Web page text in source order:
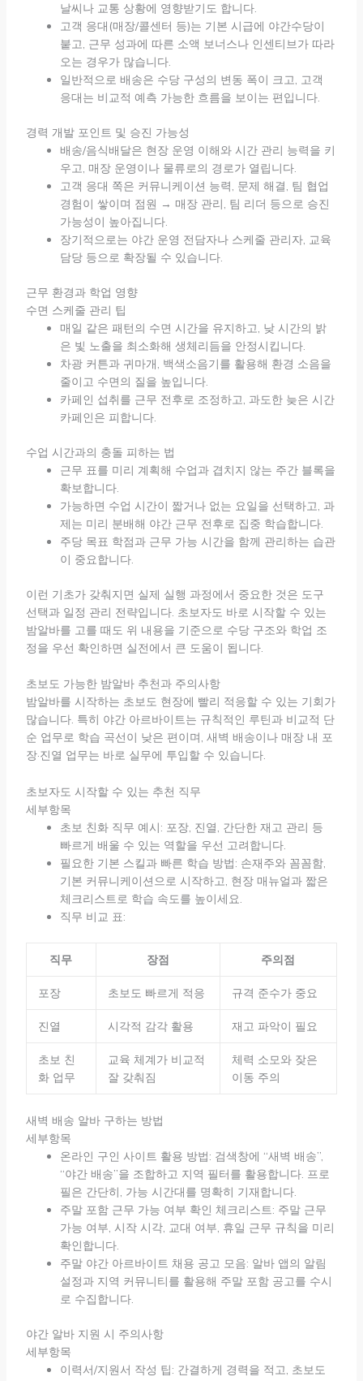
날씨나 교통 상황에 영향받기도 합니다.
고객 응대(매장/콜센터 등)는 기본 시급에 야간수당이
붙고, 근무 성과에 따른 소액 보너스나 인센티브가 따라
오는 경우가 많습니다.
일반적으로 배송은 수당 구성의 변동 폭이 크고, 고객
응대는 비교적 예측 가능한 흐름을 보이는 편입니다.
경력 개발 포인트 및 승진 가능성
배송/음식배달은 현장 운영 이해와 시간 관리 능력을 키
우고, 매장 운영이나 물류로의 경로가 열립니다.
고객 응대 쪽은 커뮤니케이션 능력, 문제 해결, 팀 협업
경험이 쌓이며 점원 → 매장 관리, 팀 리더 등으로 승진
가능성이 높아집니다.
장기적으로는 야간 운영 전담자나 스케줄 관리자, 교육
담당 등으로 확장될 수 있습니다.
근무 환경과 학업 영향
수면 스케줄 관리 팁
매일 같은 패턴의 수면 시간을 유지하고, 낮 시간의 밝
은 빛 노출을 최소화해 생체리듬을 안정시킵니다.
차광 커튼과 귀마개, 백색소음기를 활용해 환경 소음을
줄이고 수면의 질을 높입니다.
카페인 섭취를 근무 전후로 조정하고, 과도한 늦은 시간
카페인은 피합니다.
수업 시간과의 충돌 피하는 법
근무 표를 미리 계획해 수업과 겹치지 않는 주간 블록을
확보합니다.
가능하면 수업 시간이 짧거나 없는 요일을 선택하고, 과
제는 미리 분배해 야간 근무 전후로 집중 학습합니다.
주당 목표 학점과 근무 가능 시간을 함께 관리하는 습관
이 중요합니다.
이런 기초가 갖춰지면 실제 실행 과정에서 중요한 것은 도구
선택과 일정 관리 전략입니다. 초보자도 바로 시작할 수 있는
밤알바를 고를 때도 위 내용을 기준으로 수당 구조와 학업 조
정을 우선 확인하면 실전에서 큰 도움이 됩니다.
초보도 가능한 밤알바 추천과 주의사항
밤알바를 시작하는 초보도 현장에 빨리 적응할 수 있는 기회가
많습니다. 특히 야간 아르바이트는 규칙적인 루틴과 비교적 단
순 업무로 학습 곡선이 낮은 편이며, 새벽 배송이나 매장 내 포
장·진열 업무는 바로 실무에 투입할 수 있습니다.
초보자도 시작할 수 있는 추천 직무
세부항목
초보 친화 직무 예시: 포장, 진열, 간단한 재고 관리 등
빠르게 배울 수 있는 역할을 우선 고려합니다.
필요한 기본 스킬과 빠른 학습 방법: 손재주와 꼼꼼함,
기본 커뮤니케이션으로 시작하고, 현장 매뉴얼과 짧은
체크리스트로 학습 속도를 높이세요.
직무 비교 표:
직무 장점 주의점
포장 초보도 빠르게 적응 규격 준수가 중요
진열 시각적 감각 활용 재고 파악이 필요
초보 친
화 업무
교육 체계가 비교적
잘 갖춰짐
체력 소모와 잦은
이동 주의
새벽 배송 알바 구하는 방법
세부항목
온라인 구인 사이트 활용 방법: 검색창에 “새벽 배송”,
“야간 배송”을 조합하고 지역 필터를 활용합니다. 프로
필은 간단히, 가능 시간대를 명확히 기재합니다.
주말 포함 근무 가능 여부 확인 체크리스트: 주말 근무
가능 여부, 시작 시각, 교대 여부, 휴일 근무 규칙을 미리
확인합니다.
주말 야간 아르바이트 채용 공고 모음: 알바 앱의 알림
설정과 지역 커뮤니티를 활용해 주말 포함 공고를 수시
로 수집합니다.
야간 알바 지원 시 주의사항
세부항목
이력서/지원서 작성 팁: 간결하게 경력을 적고, 초보도